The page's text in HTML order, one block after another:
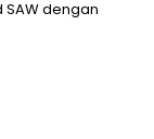
dengan